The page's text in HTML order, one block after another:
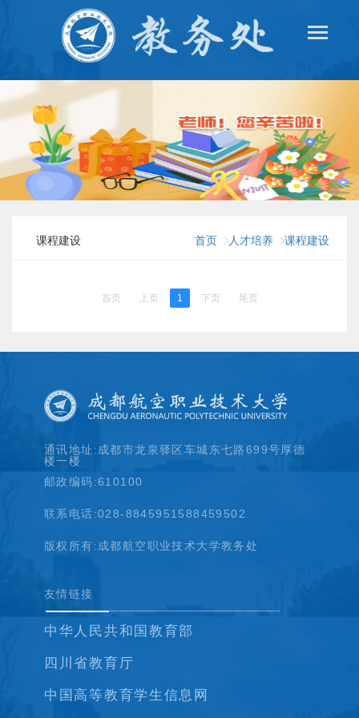
课程建设 首页 人才培养 课程建设
首页 上页 1 下页 尾页
通讯地址:成都市龙泉驿区车城东七路699号厚德
楼一楼
邮政编码:610100
联系电话:028-8845951588459502
版权所有:成都航空职业技术大学教务处
友情链接
中华人民共和国教育部
四川省教育厅
中国高等教育学生信息网